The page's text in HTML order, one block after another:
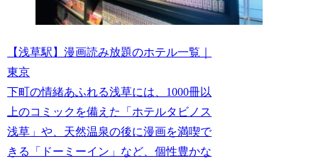
【浅草駅】漫画読み放題のホテル一覧｜
東京
下町の情緒あふれる浅草には、1000冊以
上のコミックを備えた「ホテルタビノス
浅草」や、天然温泉の後に漫画を満喫で
きる「ドーミーイン」など、個性豊かな